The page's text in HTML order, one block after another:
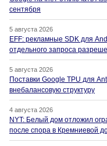
сентября
5 августа 2026
EFF: рекламные SDK для
отдельного запроса
5 августа 2026
Поставки Google TPU для
внебалансовую структуру
4 августа 2026
NYT: Белый дом отложил
после спора в Кремниевой